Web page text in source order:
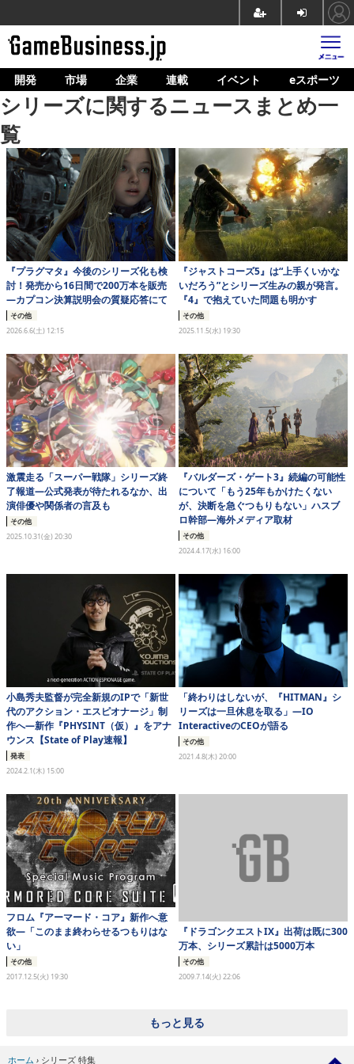
ホーム
ゲーム開発
市場
マネタイズ
企業動向
人材育成
産業政策
連載
イベント/セミナー
eスポーツ
開発 市場 企業 連載 イベント eスポーツ
シリーズに関するニュースまとめ一
覧
『プラグマタ』今後のシリーズ化も検
討！発売から16日間で200万本を販売
―カプコン決算説明会の質疑応答にて
その他
2026.6.6(土) 12:15
『ジャストコーズ5』は“上手くいかな
いだろう”とシリーズ生みの親が発言。
『4』で抱えていた問題も明かす
その他
2025.11.5(水) 19:30
激震走る「スーパー戦隊」シリーズ終
了報道―公式発表が待たれるなか、出
演俳優や関係者の言及も
その他
2025.10.31(金) 20:30
『バルダーズ・ゲート3』続編の可能性
について「もう25年もかけたくない
が、決断を急ぐつもりもない」ハスブ
ロ幹部―海外メディア取材
その他
2024.4.17(水) 16:00
小島秀夫監督が完全新規のIPで「新世
代のアクション・エスピオナージ」制
作へ―新作『PHYSINT（仮）』をアナ
ウンス【State of Play速報】
発表
2024.2.1(木) 15:00
「終わりはしないが、『HITMAN』シ
リーズは一旦休息を取る」―IO
InteractiveのCEOが語る
その他
2021.4.8(木) 20:00
フロム『アーマード・コア』新作へ意
欲―「このまま終わらせるつもりはな
い」
その他
2017.12.5(火) 19:30
『ドラゴンクエストIX』出荷は既に300
万本、シリーズ累計は5000万本
その他
2009.7.14(火) 22:06
もっと見る
ホーム › シリーズ 特集